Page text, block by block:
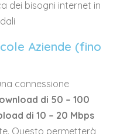
dei bisogni internet in
Aziende (fino
connessione
di 50 – 100
di 10 – 20 Mbps
Questo permetterà